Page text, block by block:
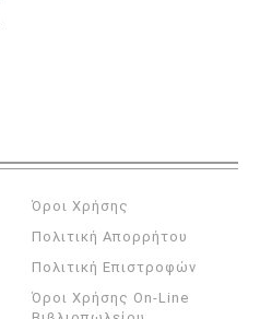
Όροι Χρήσης
Πολιτική Απορρήτου
Πολιτική Επιστροφών
Όροι Χρήσης On-Line